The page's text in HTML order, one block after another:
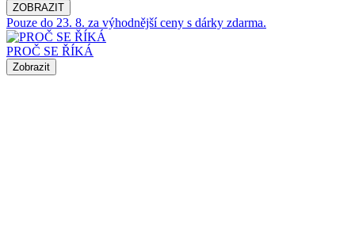
ZOBRAZIT
Pouze do 23. 8. za výhodnější ceny s dárky zdarma.
PROČ SE ŘÍKÁ
Zobrazit